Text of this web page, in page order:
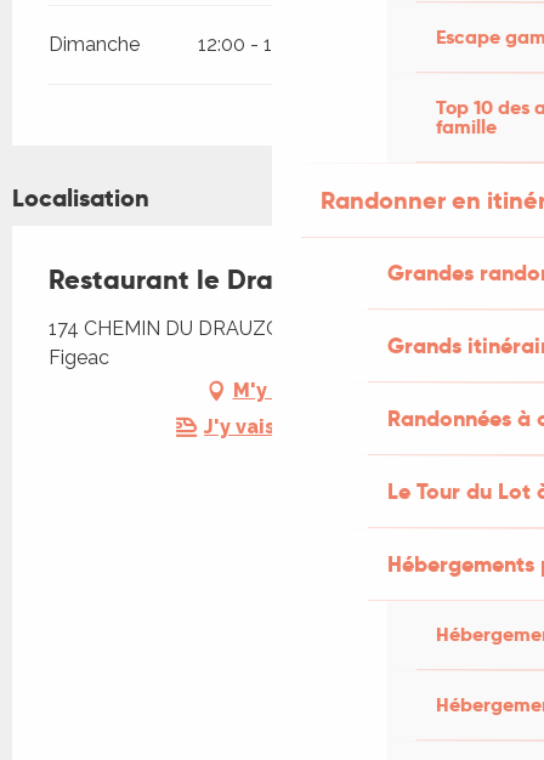
Escape
Top 10 des
famille
Randonner en
Grandes
Grands
Randonnées
Le Tour du Lot
Dimanche 12:00 - 14:15 17:00 - 21:00
Localisation
Restaurant le Drauzou
174 CHEMIN DU DRAUZOU Ceint d'eau, 46100
Figeac
M'y rendre
J'y vais en train !